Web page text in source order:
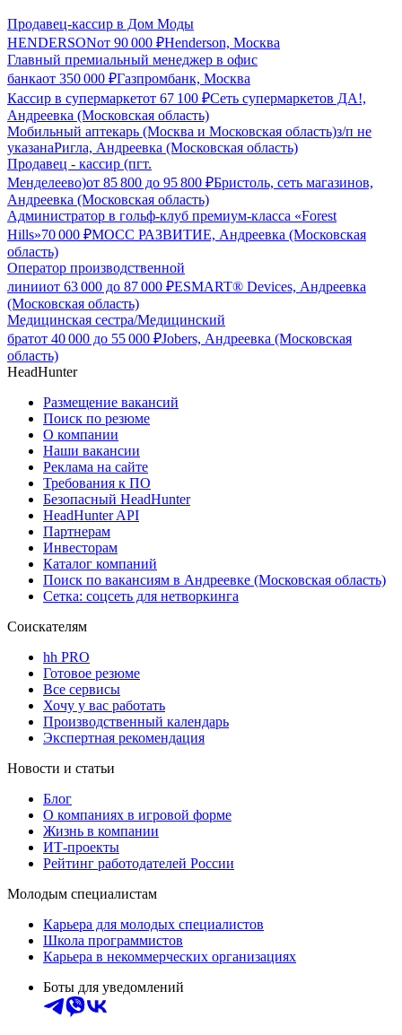
Продавец-кассир в Дом Моды
HENDERSONот 90 000 ₽Henderson, Москва
Главный премиальный менеджер в офис
банкаот 350 000 ₽Газпромбанк, Москва
Кассир в супермаркетот 67 100 ₽Сеть супермаркетов ДА!,
Андреевка (Московская область)
Мобильный аптекарь (Москва и Московская область)з/п не
указанаРигла, Андреевка (Московская область)
Продавец - кассир (пгт.
Менделеево)от 85 800 до 95 800 ₽Бристоль, сеть магазинов,
Андреевка (Московская область)
Администратор в гольф-клуб премиум-класса «Forest
Hills»70 000 ₽МОСС РАЗВИТИЕ, Андреевка (Московская
область)
Оператор производственной
линииот 63 000 до 87 000 ₽ESMART® Devices, Андреевка
(Московская область)
Медицинская сестра/Медицинский
братот 40 000 до 55 000 ₽Jobers, Андреевка (Московская
область)
HeadHunter
Размещение вакансий
Поиск по резюме
О компании
Наши вакансии
Реклама на сайте
Требования к ПО
Безопасный HeadHunter
HeadHunter API
Партнерам
Инвесторам
Каталог компаний
Поиск по вакансиям в Андреевке (Московская область)
Сетка: соцсеть для нетворкинга
Соискателям
hh PRO
Готовое резюме
Все сервисы
Хочу у вас работать
Производственный календарь
Экспертная рекомендация
Новости и статьи
Блог
О компаниях в игровой форме
Жизнь в компании
ИТ-проекты
Рейтинг работодателей России
Молодым специалистам
Карьера для молодых специалистов
Школа программистов
Карьера в некоммерческих организациях
Боты для уведомлений